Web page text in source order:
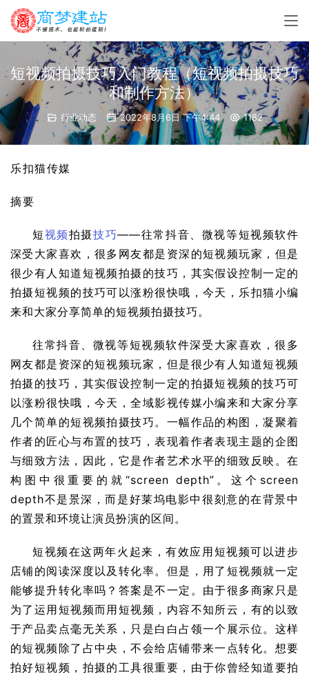
短视频拍摄技巧入门教程（短视频拍摄技巧
和制作方法）
行业动态 2022年8月6日 下午4:44 1182
乐扣猫传媒
摘要
短视频拍摄技巧——往常抖音、微视等短视频软件
深受大家喜欢，很多网友都是资深的短视频玩家，但是
很少有人知道短视频拍摄的技巧，其实假设控制一定的
拍摄短视频的技巧可以涨粉很快哦，今天，乐扣猫小编
来和大家分享简单的短视频拍摄技巧。
往常抖音、微视等短视频软件深受大家喜欢，很多
网友都是资深的短视频玩家，但是很少有人知道短视频
拍摄的技巧，其实假设控制一定的拍摄短视频的技巧可
以涨粉很快哦，今天，全域影视传媒小编来和大家分享
几个简单的短视频拍摄技巧。一幅作品的构图，凝聚着
作者的匠心与布置的技巧，表现着作者表现主题的企图
与细致方法，因此，它是作者艺术水平的细致反映。在
构图中很重要的就“screen depth”。这个screen
depth不是景深，而是好莱坞电影中很刻意的在背景中
的置景和环境让演员扮演的区间。
短视频在这两年火起来，有效应用短视频可以进步
店铺的阅读深度以及转化率。但是，用了短视频就一定
能够提升转化率吗？答案是不一定。由于很多商家只是
为了运用短视频而用短视频，内容不知所云，有的以致
于产品卖点毫无关系，只是白白占领一个展示位。这样
的短视频除了占中央，不会给店铺带来一点转化。想要
拍好短视频，拍摄的工具很重要，由于你曾经知道要拍